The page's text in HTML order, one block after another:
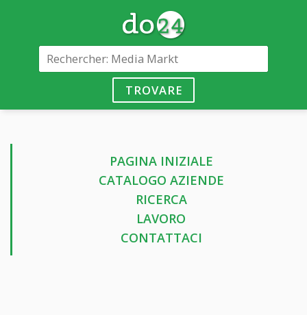
TROVARE
PAGINA INIZIALE
CATALOGO AZIENDE
RICERCA
LAVORO
CONTATTACI